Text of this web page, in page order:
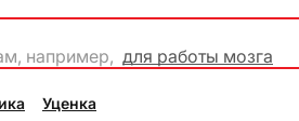
например, для работы мозга
Уценка